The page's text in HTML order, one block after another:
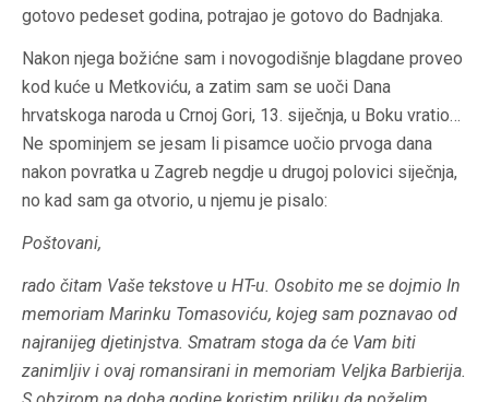
gotovo pedeset godina, potrajao je gotovo do Badnjaka.
Nakon njega božićne sam i novogodišnje blagdane proveo
kod kuće u Metkoviću, a zatim sam se uoči Dana
hrvatskoga naroda u Crnoj Gori, 13. siječnja, u Boku vratio…
Ne spominjem se jesam li pisamce uočio prvoga dana
nakon povratka u Zagreb negdje u drugoj polovici siječnja,
no kad sam ga otvorio, u njemu je pisalo:
Poštovani,
rado čitam Vaše tekstove u HT-u. Osobito me se dojmio In
memoriam Marinku Tomasoviću, kojeg sam poznavao od
najranijeg djetinjstva. Smatram stoga da će Vam biti
zanimljiv i ovaj romansirani in memoriam Veljka Barbierija.